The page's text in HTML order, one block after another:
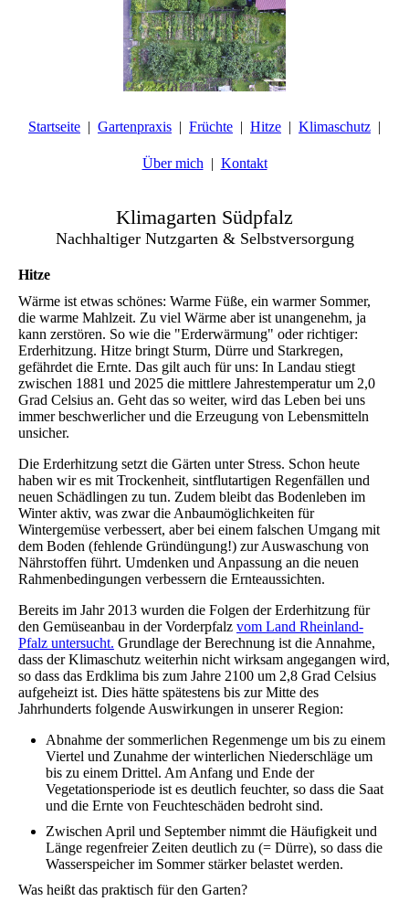
Startseite Gartenpraxis Früchte Hitze Klimaschutz
Über mich Kontakt
Klimagarten Südpfalz
Nachhaltiger Nutzgarten & Selbstversorgung
Hitze
Wärme ist etwas schönes: Warme Füße, ein warmer Sommer,
die warme Mahlzeit. Zu viel Wärme aber ist unangenehm, ja
kann zerstören. So wie die "Erderwärmung" oder richtiger:
Erderhitzung. Hitze bringt Sturm, Dürre und Starkregen,
gefährdet die Ernte. Das gilt auch für uns: In Landau stiegt
zwischen 1881 und 2025 die mittlere Jahrestemperatur um 2,0
Grad Celsius an. Geht das so weiter, wird das Leben bei uns
immer beschwerlicher und die Erzeugung von Lebensmitteln
unsicher.
Die Erderhitzung setzt die Gärten unter Stress. Schon heute
haben wir es mit Trockenheit, sintflutartigen Regenfällen und
neuen Schädlingen zu tun. Zudem bleibt das Bodenleben im
Winter aktiv, was zwar die Anbaumöglichkeiten für
Wintergemüse verbessert, aber bei einem falschen Umgang mit
dem Boden (fehlende Gründüngung!) zur Auswaschung von
Nährstoffen führt. Umdenken und Anpassung an die neuen
Rahmenbedingungen verbessern die Ernteaussichten.
Bereits im Jahr 2013 wurden die Folgen der Erderhitzung für
den Gemüseanbau in der Vorderpfalz vom Land Rheinland-
Pfalz untersucht. Grundlage der Berechnung ist die Annahme,
dass der Klimaschutz weiterhin nicht wirksam angegangen wird,
so dass das Erdklima bis zum Jahre 2100 um 2,8 Grad Celsius
aufgeheizt ist. Dies hätte spätestens bis zur Mitte des
Jahrhunderts folgende Auswirkungen in unserer Region:
Abnahme der sommerlichen Regenmenge um bis zu einem
Viertel und Zunahme der winterlichen Niederschläge um
bis zu einem Drittel. Am Anfang und Ende der
Vegetationsperiode ist es deutlich feuchter, so dass die Saat
und die Ernte von Feuchteschäden bedroht sind.
Zwischen April und September nimmt die Häufigkeit und
Länge regenfreier Zeiten deutlich zu (= Dürre), so dass die
Wasserspeicher im Sommer stärker belastet werden.
Was heißt das praktisch für den Garten?